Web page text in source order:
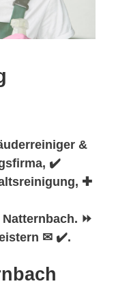
&
✔️
✚
⏩
✉ ✔️.